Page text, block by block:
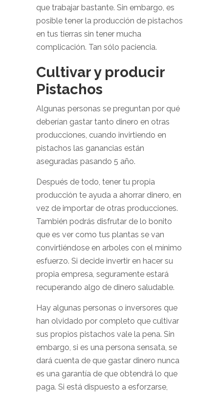
que trabajar bastante. Sin embargo, es
posible tener la producción de pistachos
en tus tierras sin tener mucha
complicación. Tan sólo paciencia.
Cultivar y producir
Pistachos
Algunas personas se preguntan por qué
deberían gastar tanto dinero en otras
producciones, cuando invirtiendo en
pistachos las ganancias están
aseguradas pasando 5 año.
Después de todo, tener tu propia
producción te ayuda a ahorrar dinero, en
vez de importar de otras producciones.
También podrás disfrutar de lo bonito
que es ver como tus plantas se van
convirtiéndose en arboles con el mínimo
esfuerzo. Si decide invertir en hacer su
propia empresa, seguramente estará
recuperando algo de dinero saludable.
Hay algunas personas o inversores que
han olvidado por completo que cultivar
sus propios pistachos vale la pena. Sin
embargo, si es una persona sensata, se
dará cuenta de que gastar dinero nunca
es una garantía de que obtendrá lo que
paga. Si está dispuesto a esforzarse,